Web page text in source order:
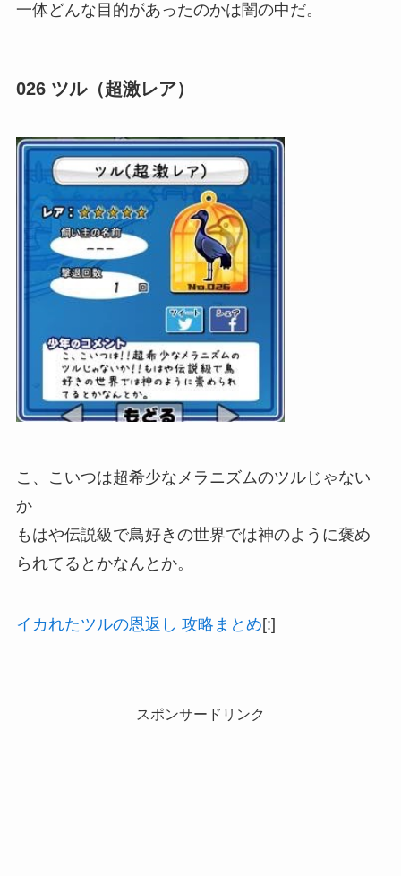
一体どんな目的があったのかは闇の中だ。
026 ツル（超激レア）
こ、こいつは超希少なメラニズムのツルじゃない
か
もはや伝説級で鳥好きの世界では神のように褒め
られてるとかなんとか。
イカれたツルの恩返し 攻略まとめ[:]
スポンサードリンク